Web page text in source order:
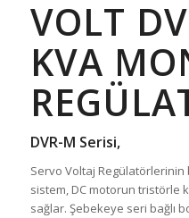
VOLT
KVA
DVR-M Serisi,
Servo Voltaj
sistem, DC motorun tristörle
sağlar. Şebekeye seri bağlı